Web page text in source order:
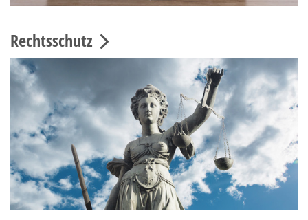
Rechtsschutz